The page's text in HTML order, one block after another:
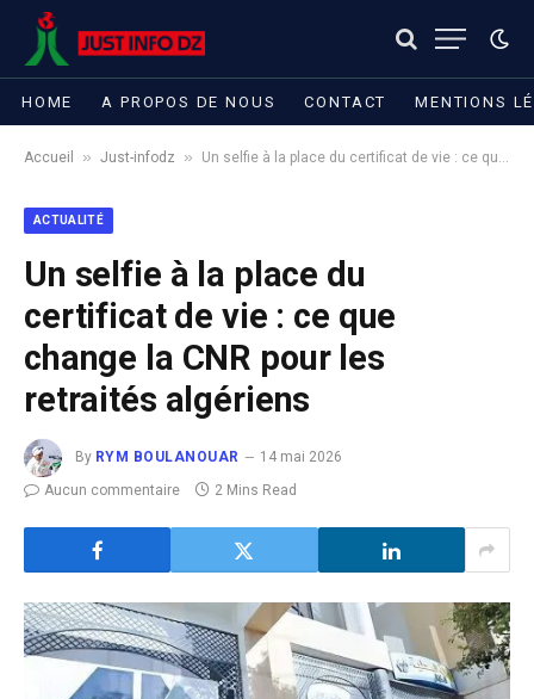
HOME A PROPOS DE NOUS CONTACT MENTIONS
Accueil » Just-infodz » Un selfie à la place du certificat de vie : ce que change la CNR pour les retraités algériens
ACTUALITÉ
Un selfie à la place du
certificat de vie : ce que
change la CNR pour les
retraités algériens
By RYM BOULANOUAR
14 mai 2026
Aucun commentaire
2 Mins Read